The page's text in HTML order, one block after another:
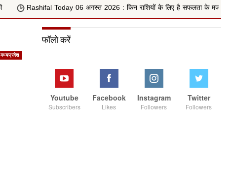
06 अगस्त 2026 : किन राशियों के लिए है सफलता के मजबूत योग, वृषभ, कन्या और
मध्यप्रदेश
फॉलो करें
Youtube
Subscribers
Facebook
Likes
Instagram
Followers
Twitter
Followers